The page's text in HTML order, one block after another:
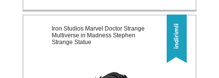
Iron Studios Marvel Doctor Strange
Multiverse in Madness Stephen
Strange Statue